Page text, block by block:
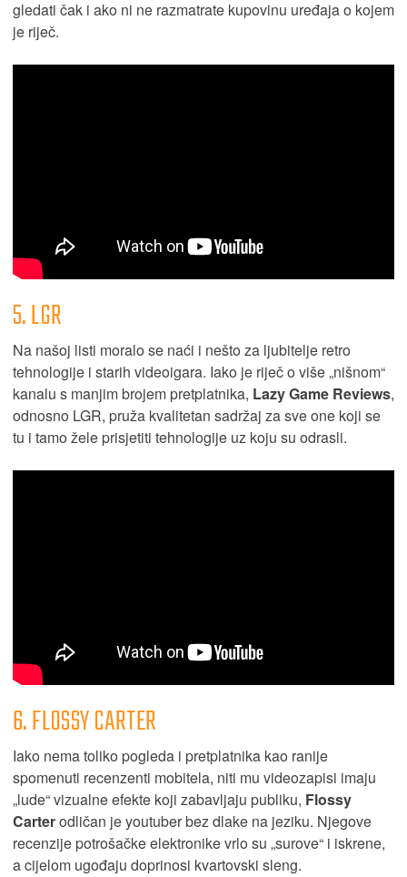
gledati čak i ako ni ne razmatrate kupovinu uređaja o kojem
je riječ.
5. LGR
Na našoj listi moralo se naći i nešto za ljubitelje retro
tehnologije i starih videoigara. Iako je riječ o više „nišnom“
kanalu s manjim brojem pretplatnika, Lazy Game Reviews,
odnosno LGR, pruža kvalitetan sadržaj za sve one koji se
tu i tamo žele prisjetiti tehnologije uz koju su odrasli.
6. FLOSSY CARTER
Iako nema toliko pogleda i pretplatnika kao ranije
spomenuti recenzenti mobitela, niti mu videozapisi imaju
„lude“ vizualne efekte koji zabavljaju publiku, Flossy
Carterodličan je youtuber bez dlake na jeziku. Njegove
recenzije potrošačke elektronike vrlo su „surove“ i iskrene,
a cijelom ugođaju doprinosi kvartovski sleng.